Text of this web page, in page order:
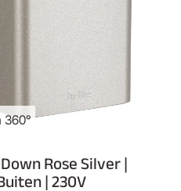
360°
Rose Silver |
| 230V